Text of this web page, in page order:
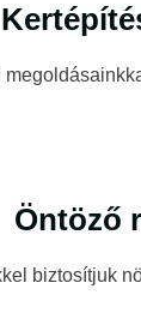
Öntöző
biztosítjuk